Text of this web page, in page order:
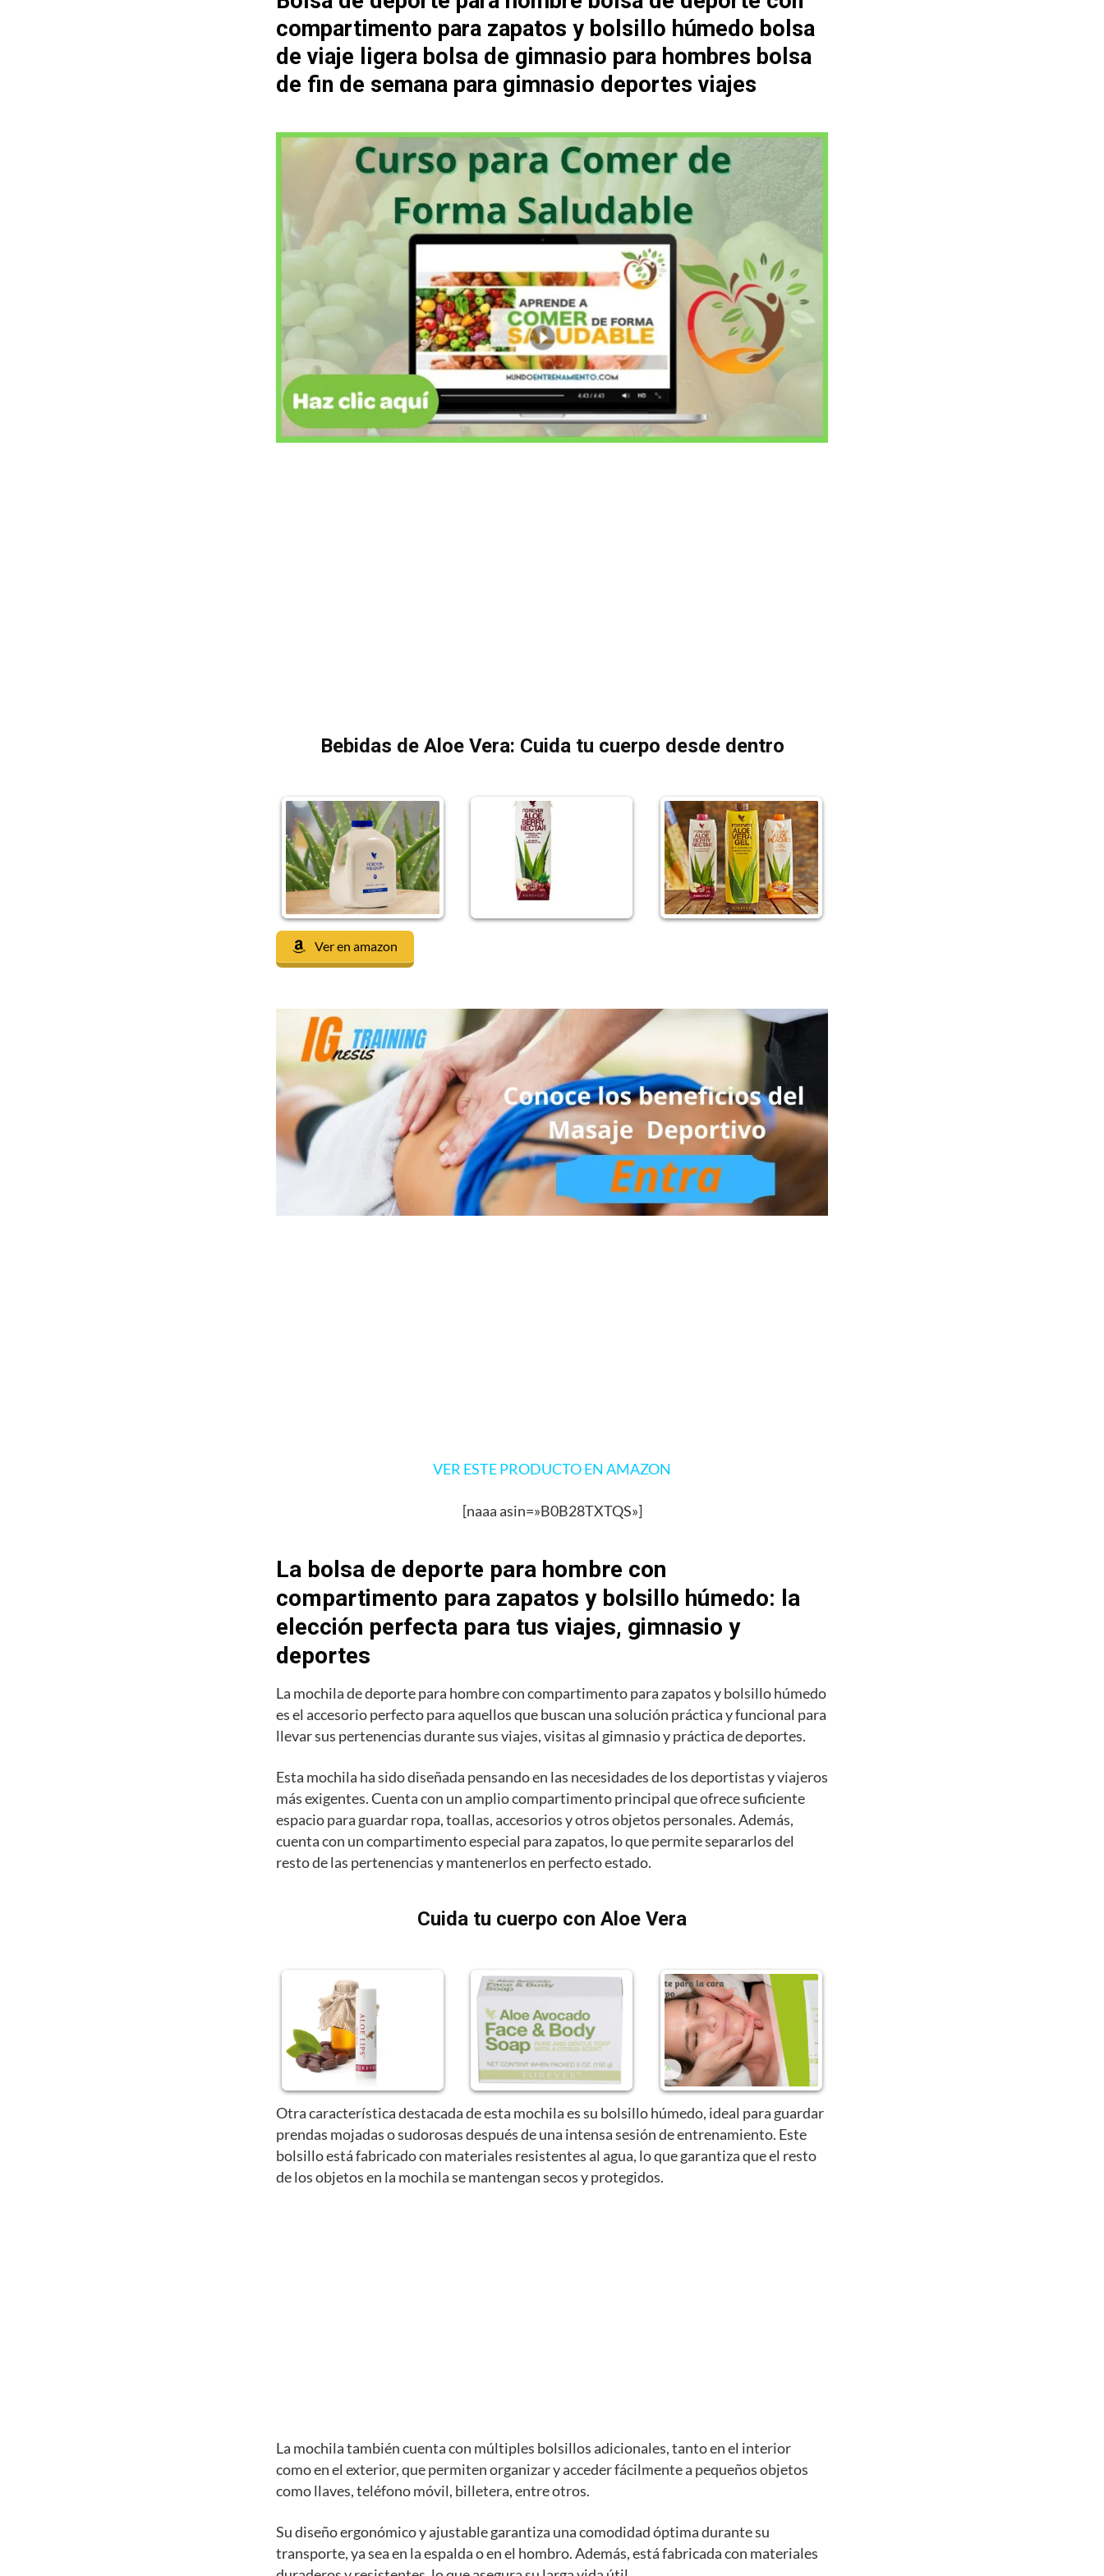
compartimento para zapatos y bolsillo húmedo bolsa
de viaje ligera bolsa de gimnasio para hombres bolsa
de fin de semana para gimnasio deportes viajes
Bebidas de Aloe Vera: Cuida tu cuerpo desde dentro
Ver en amazon
VER ESTE PRODUCTO EN AMAZON
[naaa asin=»B0B28TXTQS»]
La bolsa de deporte para hombre con
compartimento para zapatos y bolsillo húmedo: la
elección perfecta para tus viajes, gimnasio y
deportes
La mochila de deporte para hombre con compartimento para zapatos y bolsillo húmedo
es el accesorio perfecto para aquellos que buscan una solución práctica y funcional para
llevar sus pertenencias durante sus viajes, visitas al gimnasio y práctica de deportes.
Esta mochila ha sido diseñada pensando en las necesidades de los deportistas y viajeros
más exigentes. Cuenta con un amplio compartimento principal que ofrece suficiente
espacio para guardar ropa, toallas, accesorios y otros objetos personales. Además,
cuenta con un compartimento especial para zapatos, lo que permite separarlos del
resto de las pertenencias y mantenerlos en perfecto estado.
Cuida tu cuerpo con Aloe Vera
Otra característica destacada de esta mochila es su bolsillo húmedo, ideal para guardar
prendas mojadas o sudorosas después de una intensa sesión de entrenamiento. Este
bolsillo está fabricado con materiales resistentes al agua, lo que garantiza que el resto
de los objetos en la mochila se mantengan secos y protegidos.
La mochila también cuenta con múltiples bolsillos adicionales, tanto en el interior
como en el exterior, que permiten organizar y acceder fácilmente a pequeños objetos
como llaves, teléfono móvil, billetera, entre otros.
Su diseño ergonómico y ajustable garantiza una comodidad óptima durante su
transporte, ya sea en la espalda o en el hombro. Además, está fabricada con materiales